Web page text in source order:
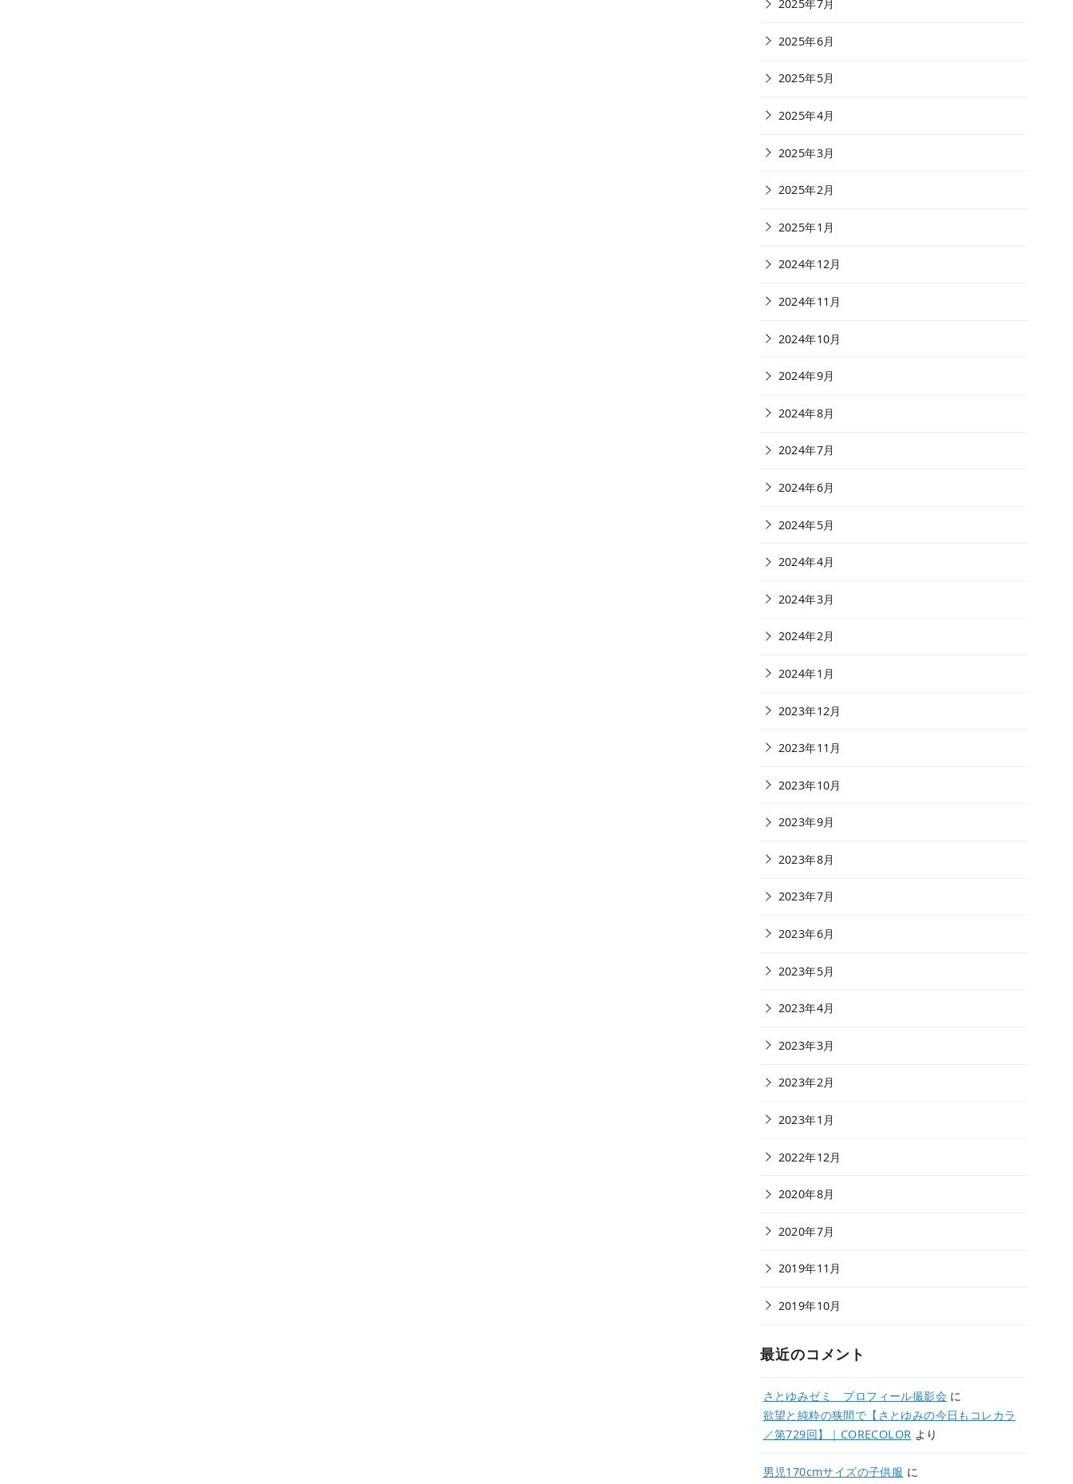
2025年7月
2025年6月
2025年5月
2025年4月
2025年3月
2025年2月
2025年1月
2024年12月
2024年11月
2024年10月
2024年9月
2024年8月
2024年7月
2024年6月
2024年5月
2024年4月
2024年3月
2024年2月
2024年1月
2023年12月
2023年11月
2023年10月
2023年9月
2023年8月
2023年7月
2023年6月
2023年5月
2023年4月
2023年3月
2023年2月
2023年1月
2022年12月
2020年8月
2020年7月
2019年11月
2019年10月
最近のコメント
さとゆみゼミ プロフィール撮影会 に
欲望と純粋の狭間で【さとゆみの今日もコレカラ
／第729回】｜CORECOLOR より
男児170cmサイズの子供服 に